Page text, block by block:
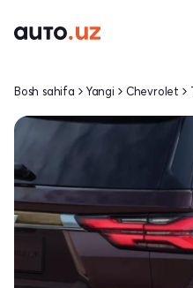
Bosh sahifa Yangi Chevrolet